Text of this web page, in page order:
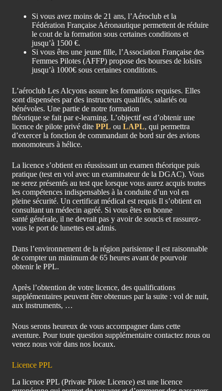
Si vous avez moins de 21 ans, l’Aéroclub et la
Fédération Française Aéronautique permettent de réduire
le cout de la formation sous certaines conditions et
jusqu’à 1500 €.
Si vous êtes une jeune fille, l’Association Française des
Femmes Pilotes (AFFP) propose des bourses de loisirs
jusqu’à 1000€ sous certaines conditions.
L’aéroclub Les Alcyons assure les formations requises. Elles
sont dispensées par des instructeurs qualifiés, salariés ou
bénévoles. Une partie de notre formation
théorique se fait par e-learning. L’objectif est d’obtenir une
licence de pilote privé dite PPL ou LAPL, qui permettra
d’exercer la fonction de commandant de bord sur des avions
monomoteurs à hélice.
La licence s’obtient en réussissant un examen théorique puis
pratique (test en vol avec un examinateur de la DGAC). Vous
ne serez présentés au test que lorsque vous aurez acquis toutes
les compétences indispensables à la conduite d’un vol en
pleine sécurité. Un certificat médical est requis Il s’obtient en
consultant un médecin agréé. Si vous êtes en bonne
santé générale, il ne devrait pas y avoir de soucis et rassurez-
vous le port de lunettes est admis.
Dans l’environnement de la région parisienne il est raisonnable
de compter un minimum de 65 heures avant de pourvoir
obtenir le PPL.
Après l’obtention de votre licence, des qualifications
supplémentaires peuvent être obtenues par la suite : vol de nuit,
aux instruments, …
Nous serons heureux de vous accompagner dans cette
aventure. Pour toute question supplémentaire contactez nous ou
venez nous voir dans nos locaux.
Licence PPL
La licence PPL (Private Pilote Licence) est une licence